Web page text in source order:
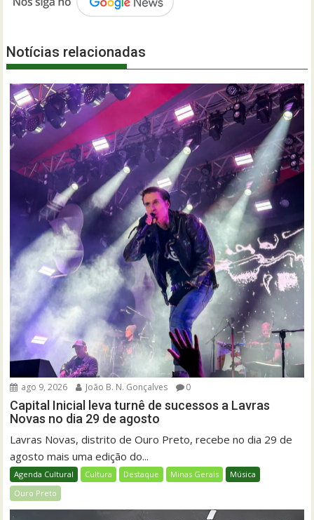
Notícias relacionadas
ago 9, 2026 João B. N. Gonçalves 0
Capital Inicial leva turnê de sucessos a Lavras
Novas no dia 29 de agosto
Lavras Novas, distrito de Ouro Preto, recebe no dia 29 de
agosto mais uma edição do...
Agenda Cultural Cultura Destaque Minas Gerais
Música
Ouro Preto